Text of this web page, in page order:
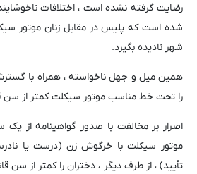
رضایت گرفته نشده است ، اختلافات
شده است که پلیس در مقابل زنان موتور
شهر نادیده بگیرد.
همین میل و جهل ناخواسته ، همراه با
را تحت خط مناسب موتور سیکلت کمتر از سن
اصرار بر مخالفت با صدور گواهینامه از یک
موتور سیکلت با خرگوش زن (درست یا
تأیید) ، از طرف دیگر ، دختران را کمتر از سن